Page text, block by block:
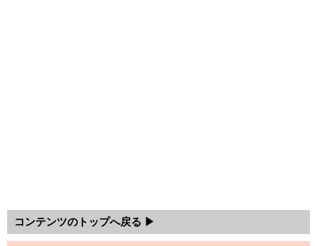
コンテンツのトップへ戻る ▶